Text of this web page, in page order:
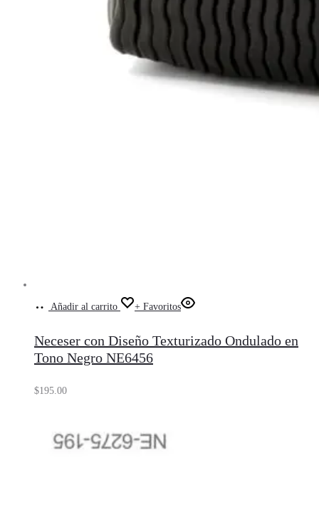
Añadir al carrito + Favoritos
Neceser con Diseño Texturizado Ondulado en
Tono Negro NE6456
$195.00